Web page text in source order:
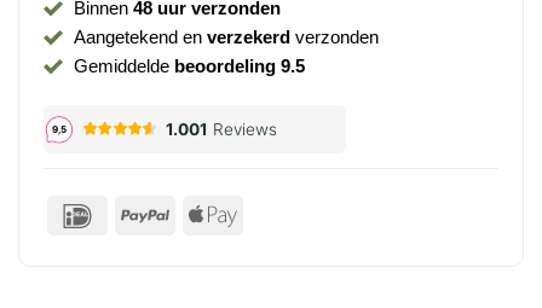
Binnen 48 uur verzonden
Aangetekend en verzekerdverzonden
Gemiddelde beoordeling 9.5
IDeal PayPal Apple